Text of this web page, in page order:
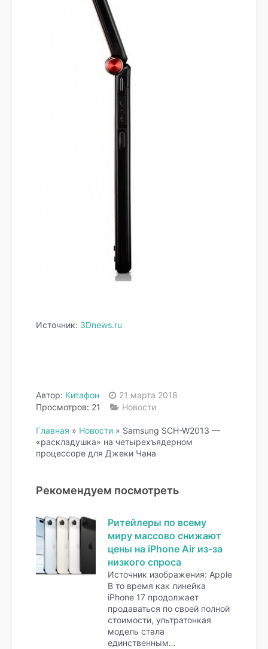
Источник: 3Dnews.ru
Автор: Китафон
21 марта 2018
Просмотров: 21
Новости
Главная » Новости » Samsung SCH-W2013 —
«раскладушка» на четырехъядерном
процессоре для Джеки Чана
Рекомендуем посмотреть
Ритейлеры по всему
миру массово снижают
цены на iPhone Air из-за
низкого спроса
Источник изображения: Apple
В то время как линейка
iPhone 17 продолжает
продаваться по своей полной
стоимости, ультратонкая
модель стала
единственным…